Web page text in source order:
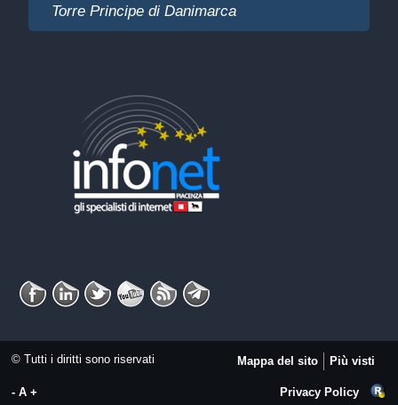
Torre Principe di Danimarca
© Tutti i diritti sono riservati Mappa del sito Più visti
Privacy Policy
- A +